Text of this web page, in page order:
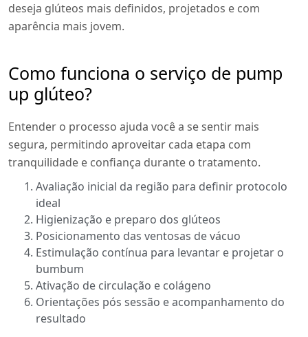
deseja glúteos mais definidos, projetados e com
aparência mais jovem.
Como funciona o serviço de pump
up glúteo?
Entender o processo ajuda você a se sentir mais
segura, permitindo aproveitar cada etapa com
tranquilidade e confiança durante o tratamento.
Avaliação inicial da região para definir protocolo
ideal
Higienização e preparo dos glúteos
Posicionamento das ventosas de vácuo
Estimulação contínua para levantar e projetar o
bumbum
Ativação de circulação e colágeno
Orientações pós sessão e acompanhamento do
resultado